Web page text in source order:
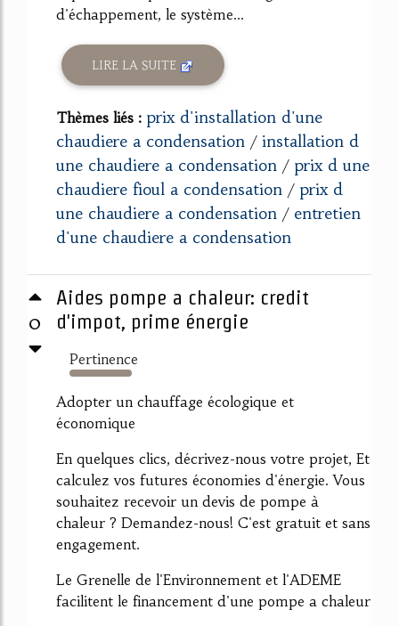
d'échappement, le système...
LIRE LA SUITE
Thèmes liés : prix d'installation d'une
chaudiere a condensation / installation d
une chaudiere a condensation / prix d une
chaudiere fioul a condensation / prix d
une chaudiere a condensation / entretien
d'une chaudiere a condensation
0
Aides pompe a chaleur: credit
d'impot, prime énergie
Pertinence
2176%
Adopter un chauffage écologique et
économique
En quelques clics, décrivez-nous votre projet, Et
calculez vos futures économies d'énergie. Vous
souhaitez recevoir un devis de pompe à
chaleur ? Demandez-nous! C'est gratuit et sans
engagement.
Le Grenelle de l'Environnement et l'ADEME
facilitent le financement d'une pompe a chaleur